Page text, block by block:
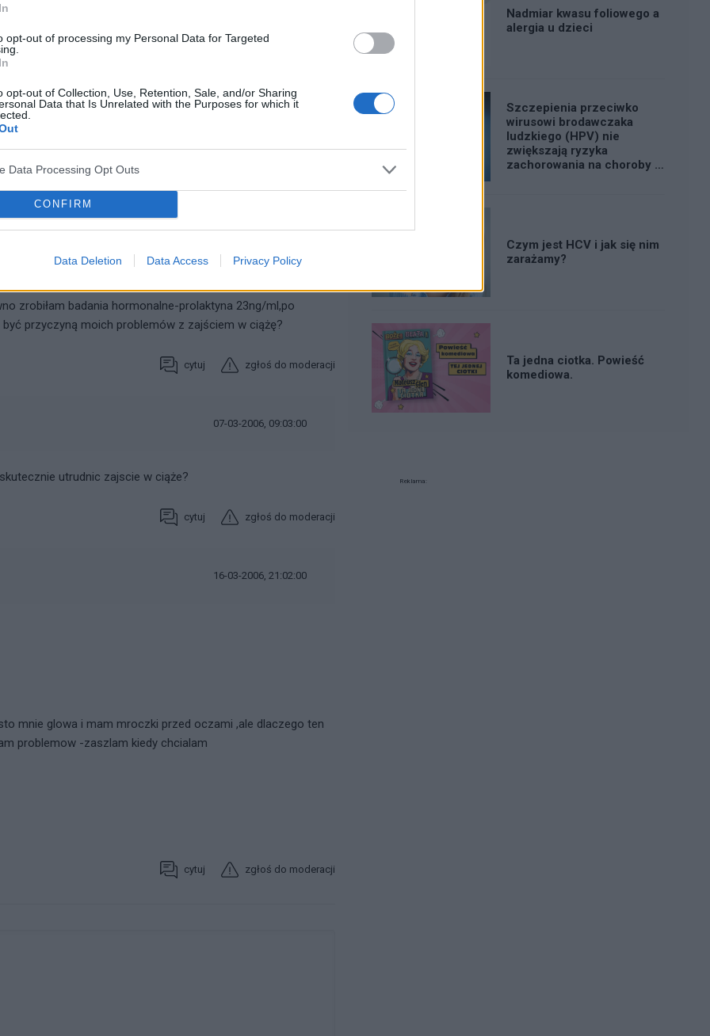
opt-out of processing my Personal Data for Targeted
opt-out of Collection, Use, Retention, Sale, and/or Sharing
Data that Is Unrelated with the Purposes for which it
Data Processing Opt Outs
CONFIRM
Data Deletion Data Access Privacy Policy
wyczerpaną rezerwę jajników mójFSHw 4 dniu cyklu
nainVitro
cytuj zgłoś do moderacji
14-02-2006, 17:44:00
zrobiłam badania hormonalne-prolaktyna 23ng/ml,po
przyczyną moich problemów z zajściem w ciążę?
cytuj zgłoś do moderacji
07-03-2006, 09:03:00
utrudnic zajscie w ciąże?
cytuj zgłoś do moderacji
16-03-2006, 21:02:00
mnie glowa i mam mroczki przed oczami ,ale dlaczego ten
problemow -zaszlam kiedy chcialam
cytuj zgłoś do moderacji
Nadmiar kwasu foliowego a
alergia u dzieci
Szczepienia przeciwko
wirusowi brodawczaka
ludzkiego (HPV) nie
zwiększają ryzyka
zachorowania na choroby z
Czym jest HCV i jak się nim
zarażamy?
Ta jedna ciotka. Powieść
komediowa.
Reklama: